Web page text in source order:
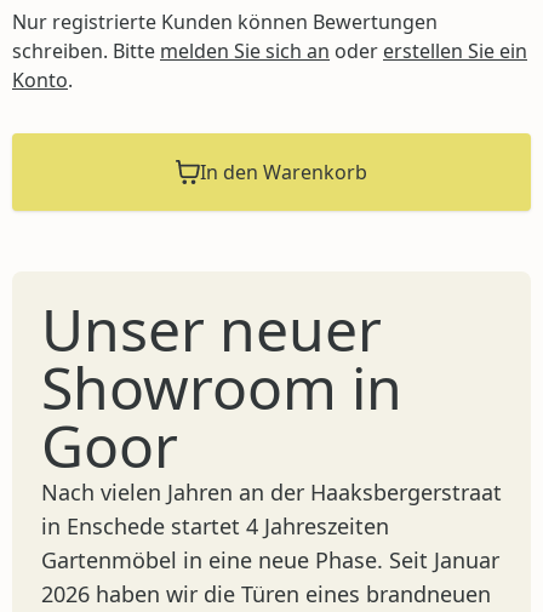
Nur registrierte Kunden können Bewertungen
schreiben. Bitte melden Sie sich an oder erstellen Sie ein
Konto.
In den Warenkorb
Unser neuer
Showroom in
Goor
Nach vielen Jahren an der Haaksbergerstraat
in Enschede startet 4 Jahreszeiten
Gartenmöbel in eine neue Phase. Seit Januar
2026 haben wir die Türen eines brandneuen